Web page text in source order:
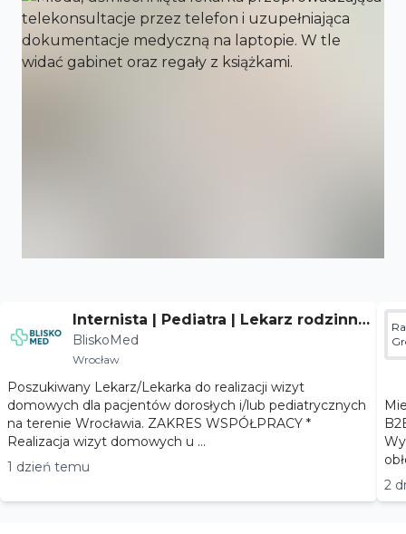
Internista | Pediatra | Lekarz rodzinny
- Wrocław
BliskoMed
Wrocław
Poszukiwany Lekarz/Lekarka do realizacji wizyt
domowych dla pacjentów dorosłych i/lub pediatrycznych
na terenie Wrocławia. ZAKRES WSPÓŁPRACY *
Realizacja wizyt domowych u ...
1 dzień temu
B2B Wymiar współpracy:
2